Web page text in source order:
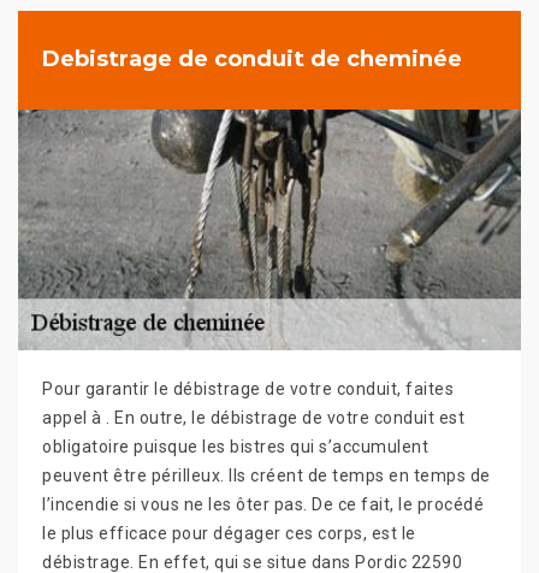
Debistrage de conduit de cheminée
Pour garantir le débistrage de votre conduit, faites
appel à . En outre, le débistrage de votre conduit est
obligatoire puisque les bistres qui s’accumulent
peuvent être périlleux. Ils créent de temps en temps de
l’incendie si vous ne les ôter pas. De ce fait, le procédé
le plus efficace pour dégager ces corps, est le
débistrage. En effet, qui se situe dans Pordic 22590